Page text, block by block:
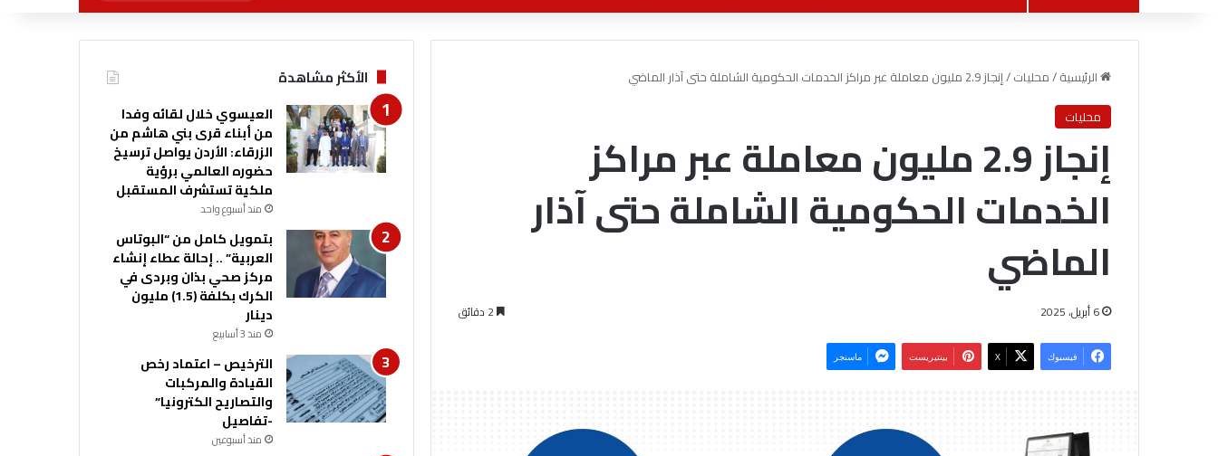
عن
الرئيسية/محليات/إنجاز 2.9 مليون معاملة عبر مراكز الخدمات الحكومية الشاملة حتى آذار الماضي
محليات
إنجاز 2.9 مليون معاملة عبر مراكز
الخدمات الحكومية الشاملة حتى آذار
الماضي
6 أبريل، 2025
فيسبوك ‫X بينتيريست ماسنجر
الأكثر مشاهدة
العيسوي خلال لقائه وفدا
من أبناء قرى بني هاشم من
الزرقاء: الأردن يواصل ترسيخ
حضوره العالمي برؤية
ملكية تستشرف المستقبل
منذ أسبوع واحد
بتمويل كامل من “البوتاس
العربية” .. إحالة عطاء إنشاء
مركز صحي بذان وبردى في
الكرك بكلفة (1.5) مليون
دينار
منذ 3 أسابيع
الترخيص – اعتماد رخص
القيادة والمركبات
والتصاريح الكترونيا”
-تفاصيل
منذ أسبوعين